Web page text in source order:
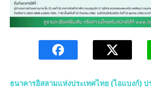
ธนาคารอิสลามแห่งประเทศไทย (ไอแบงก์)